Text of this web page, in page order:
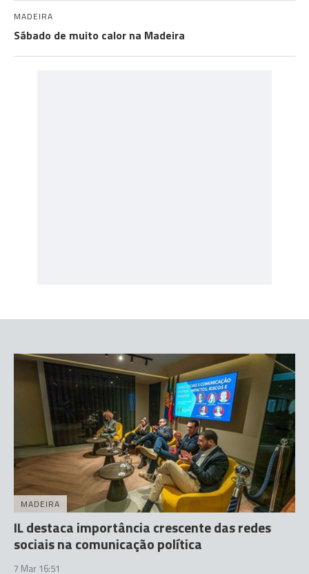
MADEIRA
Sábado de muito calor na Madeira
MADEIRA
IL destaca importância crescente das redes
sociais na comunicação política
7 Mar 16:51